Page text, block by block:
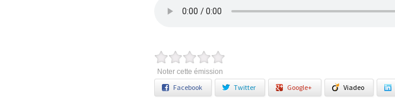
Noter cette émission
Facebook Twitter Google+ Viadeo